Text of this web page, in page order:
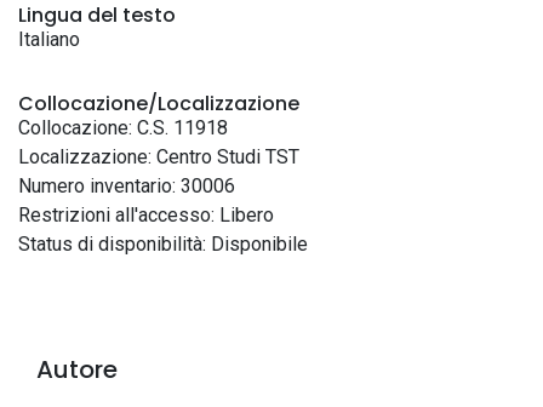
Lingua del testo
Italiano
Collocazione/Localizzazione
Collocazione: C.S. 11918
Localizzazione: Centro Studi TST
Numero inventario: 30006
Restrizioni all'accesso: Libero
Status di disponibilità: Disponibile
Autore